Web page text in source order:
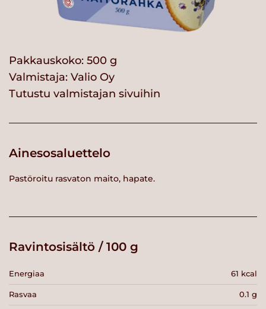
Pakkauskoko: 500 g
Valmistaja: Valio Oy
Tutustu valmistajan sivuihin
Ainesosaluettelo
Pastöroitu rasvaton maito, hapate.
Ravintosisältö / 100 g
Energiaa 61 kcal
Rasvaa 0.1 g